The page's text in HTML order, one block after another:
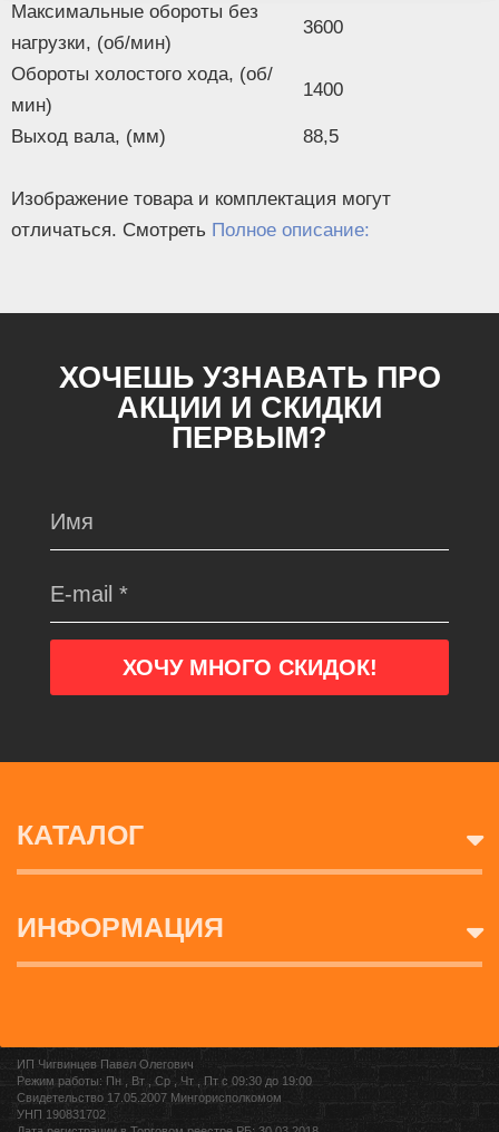
Максимальные обороты без
нагрузки, (об/мин)
3600
Обороты холостого хода, (об/
мин)
1400
Выход вала, (мм) 88,5
Изображение товара и комплектация могут
отличаться. Смотреть Полное описание:
ХОЧЕШЬ УЗНАВАТЬ ПРО
АКЦИИ И СКИДКИ
ПЕРВЫМ?
КАТАЛОГ
ИНФОРМАЦИЯ
ИП Чигвинцев Павел Олегович
Режим работы: Пн , Вт , Ср , Чт , Пт c 09:30 до 19:00
Свидетельство 17.05.2007 Мингорисполкомом
УНП 190831702